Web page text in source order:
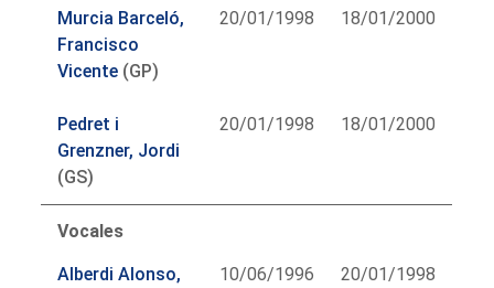
Murcia Barceló,
Francisco
Vicente (GP)
20/01/1998 18/01/2000
Pedret i
Grenzner, Jordi
(GS)
20/01/1998 18/01/2000
Vocales
Alberdi Alonso,
10/06/1996 20/01/1998